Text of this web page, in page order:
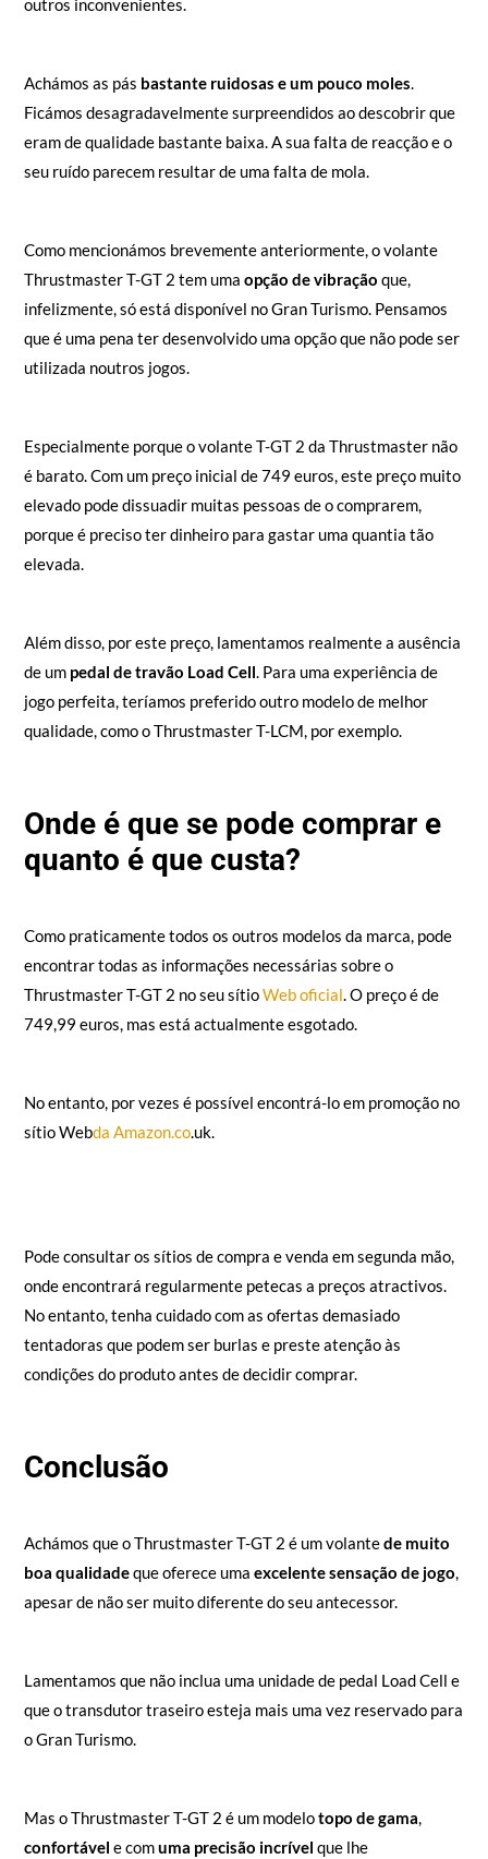
outros inconvenientes.
Achámos as pás bastante ruidosas e um pouco moles.
Ficámos desagradavelmente surpreendidos ao descobrir que
eram de qualidade bastante baixa. A sua falta de reacção e o
seu ruído parecem resultar de uma falta de mola.
Como mencionámos brevemente anteriormente, o volante
Thrustmaster T-GT 2 tem uma opção de vibração que,
infelizmente, só está disponível no Gran Turismo. Pensamos
que é uma pena ter desenvolvido uma opção que não pode ser
utilizada noutros jogos.
Especialmente porque o volante T-GT 2 da Thrustmaster não
é barato. Com um preço inicial de 749 euros, este preço muito
elevado pode dissuadir muitas pessoas de o comprarem,
porque é preciso ter dinheiro para gastar uma quantia tão
elevada.
Além disso, por este preço, lamentamos realmente a ausência
de um pedal de travão Load Cell. Para uma experiência de
jogo perfeita, teríamos preferido outro modelo de melhor
qualidade, como o Thrustmaster T-LCM, por exemplo.
Onde é que se pode comprar e
quanto é que custa?
Como praticamente todos os outros modelos da marca, pode
encontrar todas as informações necessárias sobre o
Thrustmaster T-GT 2 no seu sítioWeb oficial. O preço é de
749,99 euros, mas está actualmente esgotado.
No entanto, por vezes é possível encontrá-lo em promoção no
sítio Webda Amazon.co.uk.
Pode consultar os sítios de compra e venda em segunda mão,
onde encontrará regularmente petecas a preços atractivos.
No entanto, tenha cuidado com as ofertas demasiado
tentadoras que podem ser burlas e preste atenção às
condições do produto antes de decidir comprar.
Conclusão
Achámos que o Thrustmaster T-GT 2 é um volantede muito
boa qualidadeque oferece uma excelente sensação de jogo,
apesar de não ser muito diferente do seu antecessor.
Lamentamos que não inclua uma unidade de pedal Load Cell e
que o transdutor traseiro esteja mais uma vez reservado para
o Gran Turismo.
Mas o Thrustmaster T-GT 2 é um modelotopo de gama,
confortável e comuma precisão incrível que lhe